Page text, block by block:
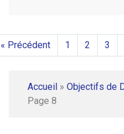
« Précédent 1 2 3
Accueil » Objectifs de
Page 8